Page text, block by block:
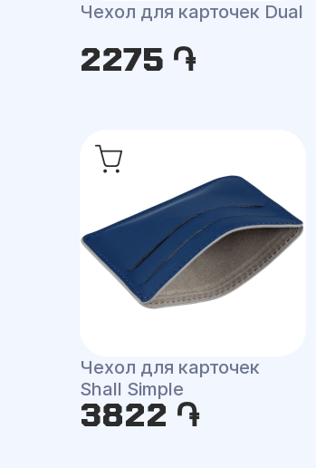
Чехол для карточек Dual
2275 ֏
Чехол для карточек
Shall Simple
3822 ֏